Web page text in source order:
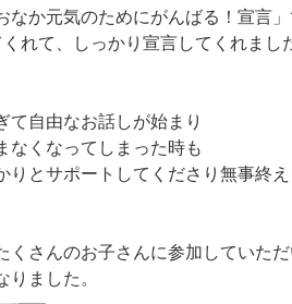
なか元気のためにがんばる！宣言
れて、しっかり宣言してくれまし
て自由なお話しが始まり
なくなってしまった時も
りとサポートしてくださり無事終
くさんのお子さんに参加していた
りました。